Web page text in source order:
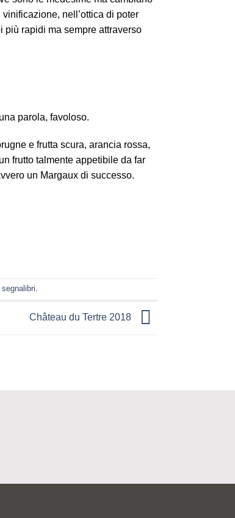
nell’ottica di poter
più rapidi ma sempre attraverso
parola, favoloso.
e frutta scura, arancia rossa,
frutto talmente appetibile da far
un Margaux di successo.
segnalibri.
Château du Tertre 2018